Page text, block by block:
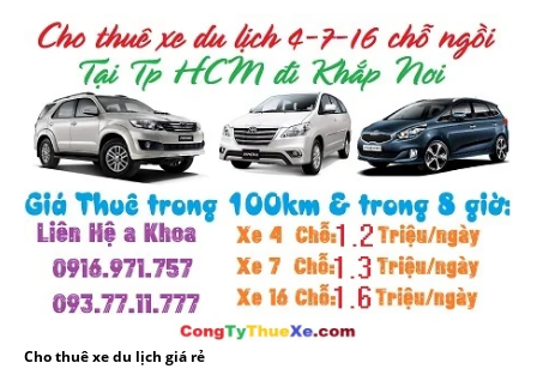
Cho thuê xe du lịch giá rẻ